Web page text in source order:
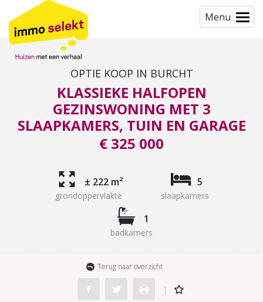
Menu
OPTIE KOOP IN BURCHT
KLASSIEKE HALFOPEN
GEZINSWONING MET 3
SLAAPKAMERS, TUIN EN GARAGE
€ 325 000
± 222 m²
grondoppervlakte
5
slaapkamers
1
badkamers
Terug naar overzicht